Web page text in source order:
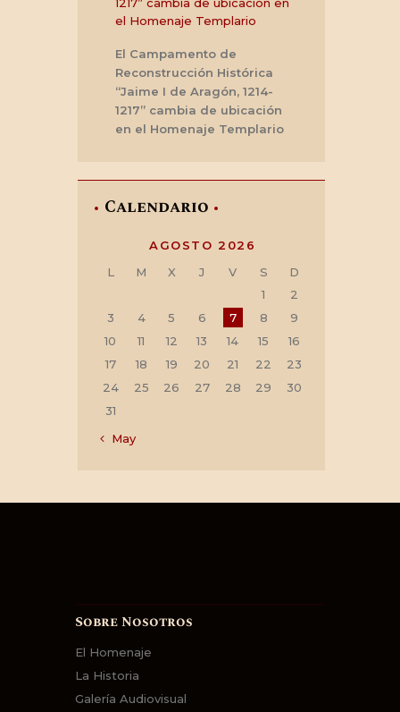
El Campamento de
Reconstrucción Histórica
“Jaime I de Aragón, 1214-
1217” cambia de ubicación
en el Homenaje Templario
Calendario
AGOSTO 2026
L
M X J V S
D
1
2
3
4 5 6 7 8
9
10
11 12 13 14 15
16
17
18 19 20 21 22
23
24
25 26 27 28 29
30
31
« May
Sobre Nosotros
El Homenaje
La Historia
Galería Audiovisual